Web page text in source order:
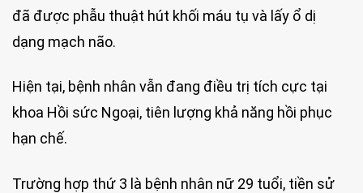
đã được phẫu thuật hút khối máu tụ và lấy ổ dị
dạng mạch não.
Hiện tại, bệnh nhân vẫn đang điều trị tích cực tại
khoa Hồi sức Ngoại, tiên lượng khả năng hồi phục
hạn chế.
Trường hợp thứ 3 là bệnh nhân nữ 29 tuổi, tiền sử